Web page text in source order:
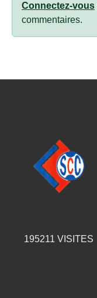
Connectez-vous
commentaires.
195211 VISITES